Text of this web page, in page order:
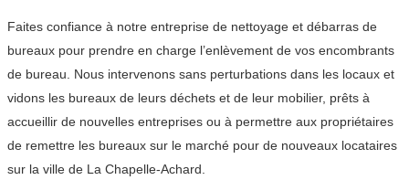
Faites confiance à notre entreprise de nettoyage et débarras de
bureaux pour prendre en charge l’enlèvement de vos encombrants
de bureau. Nous intervenons sans perturbations dans les locaux et
vidons les bureaux de leurs déchets et de leur mobilier, prêts à
accueillir de nouvelles entreprises ou à permettre aux propriétaires
de remettre les bureaux sur le marché pour de nouveaux locataires
sur la ville de La Chapelle-Achard.